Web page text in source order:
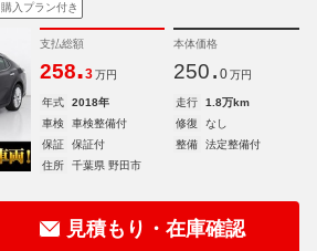
購入プラン付き
支払総額
258.3 万円
本体価格
250. 0 万円
年式 2018年 走行
1.8万km
車検
車検整備付 修復
なし
保証
保証付 整備
法定整備付
住所
千葉県 野田市
見積もり・在庫確認